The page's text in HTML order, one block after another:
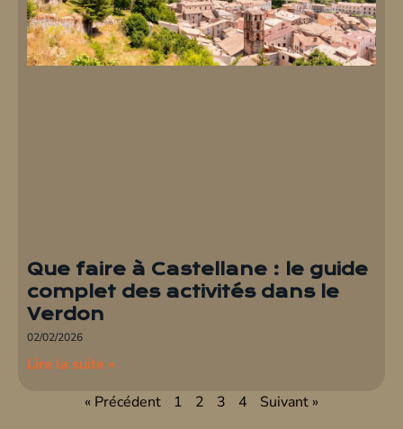
Que faire à Castellane : le guide
complet des activités dans le
Verdon
02/02/2026
Lire la suite »
« Précédent
1 2 3 4 Suivant »